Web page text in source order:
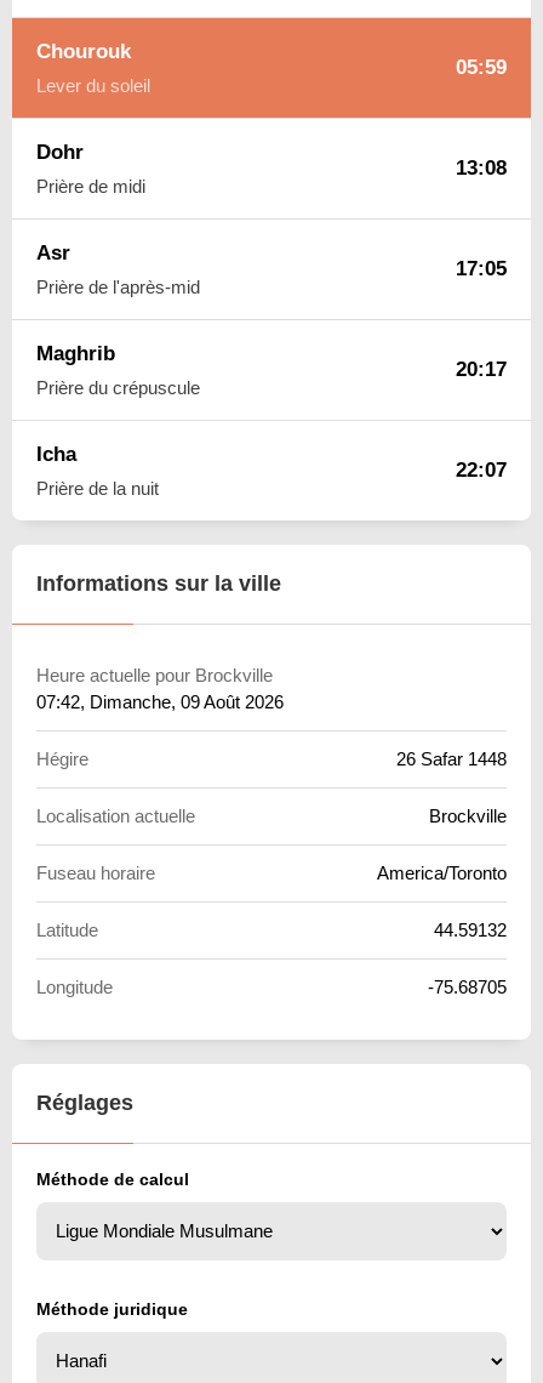
Chourouk
Lever du soleil
05:59
Dohr
Prière de midi
13:08
Asr
Prière de l'après-mid
17:05
Maghrib
Prière du crépuscule
20:17
Icha
Prière de la nuit
22:07
Informations sur la ville
Heure actuelle pour Brockville
07:42, Dimanche, 09 Août 2026
Hégire 26 Safar 1448
Localisation actuelle Brockville
Fuseau horaire America/Toronto
Latitude 44.59132
Longitude -75.68705
Réglages
Méthode de calcul
Méthode juridique